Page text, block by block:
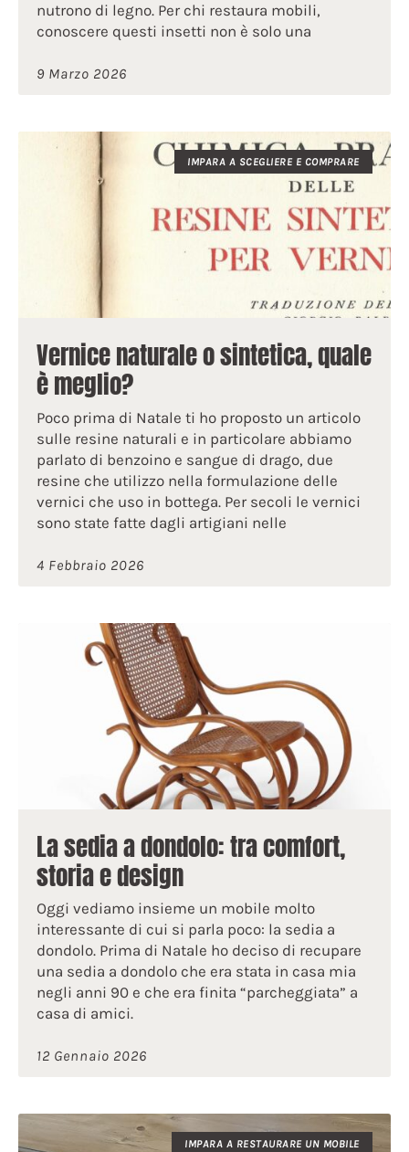
nutrono di legno. Per chi restaura mobili,
conoscere questi insetti non è solo una
9 Marzo 2026
IMPARA A SCEGLIERE E COMPRARE
Vernice naturale o sintetica, quale
è meglio?
Poco prima di Natale ti ho proposto un articolo
sulle resine naturali e in particolare abbiamo
parlato di benzoino e sangue di drago, due
resine che utilizzo nella formulazione delle
vernici che uso in bottega. Per secoli le vernici
sono state fatte dagli artigiani nelle
4 Febbraio 2026
La sedia a dondolo: tra comfort,
storia e design
Oggi vediamo insieme un mobile molto
interessante di cui si parla poco: la sedia a
dondolo. Prima di Natale ho deciso di recupare
una sedia a dondolo che era stata in casa mia
negli anni 90 e che era finita “parcheggiata” a
casa di amici.
12 Gennaio 2026
IMPARA A RESTAURARE UN MOBILE